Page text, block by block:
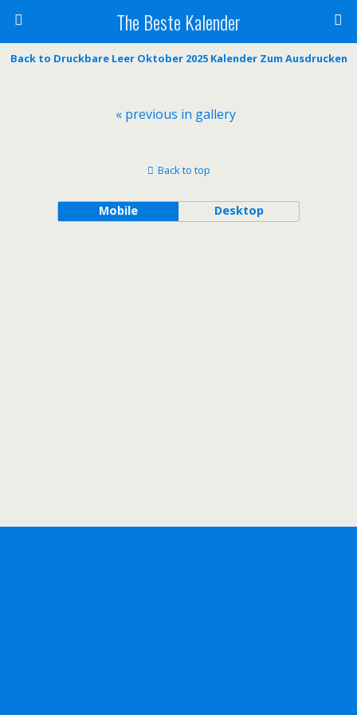
The Beste Kalender
Back to Druckbare Leer Oktober 2025 Kalender Zum Ausdrucken
« previous in gallery
Back to top
Mobile Desktop